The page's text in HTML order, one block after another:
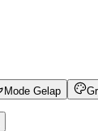
Mode Gelap